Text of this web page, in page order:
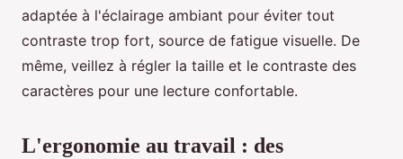
adaptée à l'éclairage ambiant pour éviter tout
contraste trop fort, source de fatigue visuelle. De
même, veillez à régler la taille et le contraste des
caractères pour une lecture confortable.
L'ergonomie au travail : des